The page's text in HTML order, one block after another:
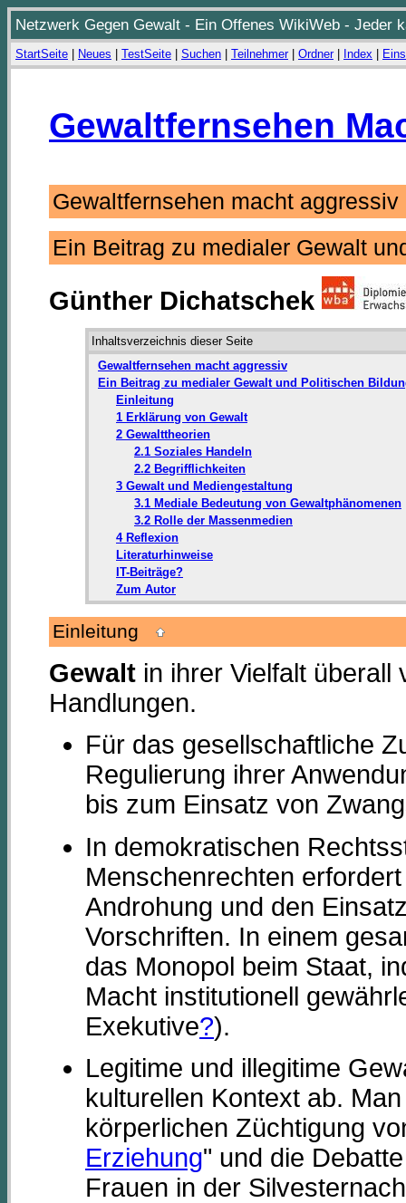
Netzwerk Gegen Gewalt - Ein Offenes WikiWeb - Jeder
StartSeite Neues TestSeite Suchen Teilnehmer| Ordner| Index
Gewaltfernsehen
Gewaltfernsehen macht
Ein Beitrag zu medialer Gewalt
Günther Dichatschek
Inhaltsverzeichnis dieser Seite
Gewaltfernsehen macht aggressiv
Ein Beitrag zu medialer Gewalt und Politischen
Einleitung
1 Erklärung von Gewalt
2 Gewalttheorien
2.1 Soziales Handeln
2.2 Begrifflichkeiten
3 Gewalt und Mediengestaltung
3.1 Mediale Bedeutung von Gewaltphänomenen
3.2 Rolle der Massenmedien
4 Reflexion
Literaturhinweise
IT-Beiträge?
Zum Autor
Einleitung
Gewalt in ihrer Vielfalt überall
Handlungen.
Für das gesellschaftliche
Regulierung ihrer
bis zum Einsatz von
In demokratischen
Menschenrechten
Androhung und den
Vorschriften. In einem
das Monopol beim Staat,
Macht institutionell
Exekutive?).
Legitime und illegitime
kulturellen Kontext ab.
körperlichen Züchtigung
Erziehung" und die
Frauen in der